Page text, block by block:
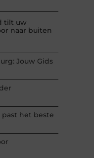
tilt uw
naar buiten
Jouw Gids
het beste